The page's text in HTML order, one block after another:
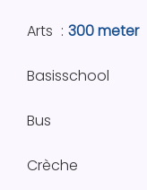
Arts 300 meter
Basisschool
Bus
Crèche